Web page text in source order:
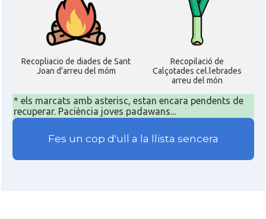
Recopliacio de diades de Sant
Joan d'arreu del móm
Recopilació de
Calçotades cel.lebrades
arreu del món
* els marcats amb asterisc, estan encara pendents de
recuperar. Paciència joves padawans...
Fes un cop d'ull a la llista sencera